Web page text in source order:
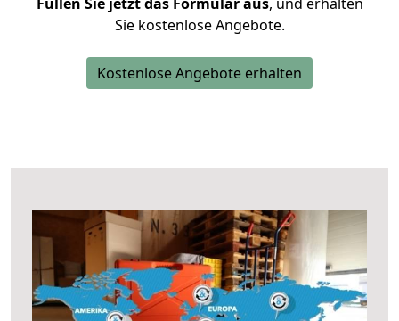
Sie kostenlose Angebote.
Kostenlose Angebote erhalten